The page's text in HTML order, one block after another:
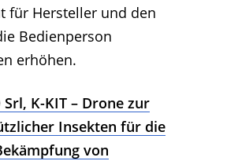
für Hersteller und den
Bedienperson
erhöhen.
K-KIT – Drone zur
Insekten für die
von